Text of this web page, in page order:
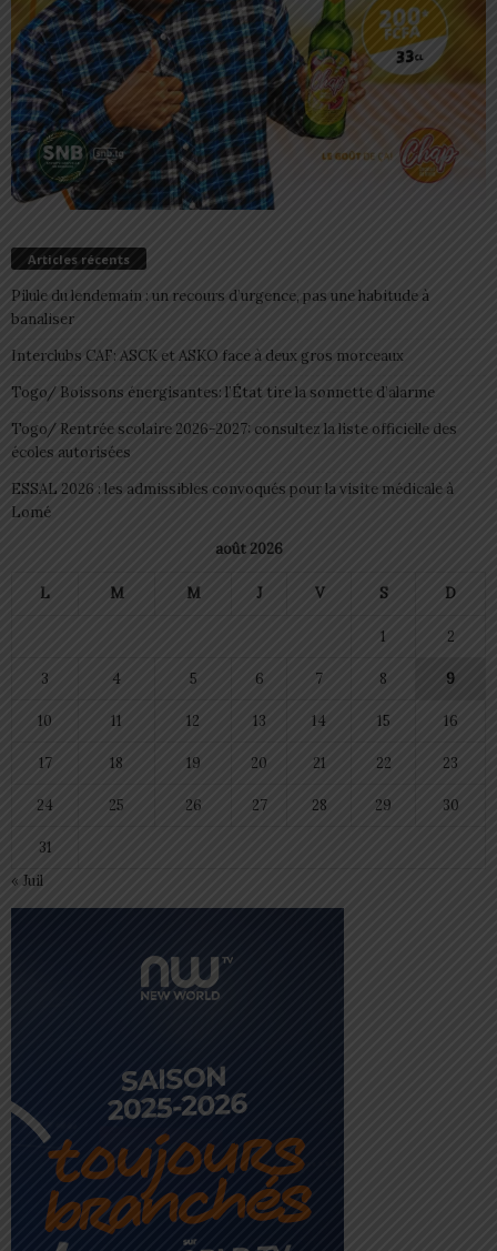
Articles récents
Pilule du lendemain : un recours d’urgence, pas une habitude à
banaliser
Interclubs CAF: ASCK et ASKO face à deux gros morceaux
Togo/ Boissons énergisantes: l’État tire la sonnette d’alarme
Togo/ Rentrée scolaire 2026-2027: consultez la liste officielle des
écoles autorisées
ESSAL 2026 : les admissibles convoqués pour la visite médicale à
Lomé
août 2026
L M M J V S D
1 2
3 4 5 6 7 8 9
10 11 12 13 14 15 16
17 18 19 20 21 22 23
24 25 26 27 28 29 30
31
« Juil